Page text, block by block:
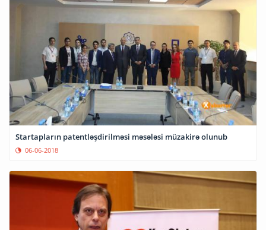
Startapların patentləşdirilməsi məsələsi müzakirə olunub
06-06-2018